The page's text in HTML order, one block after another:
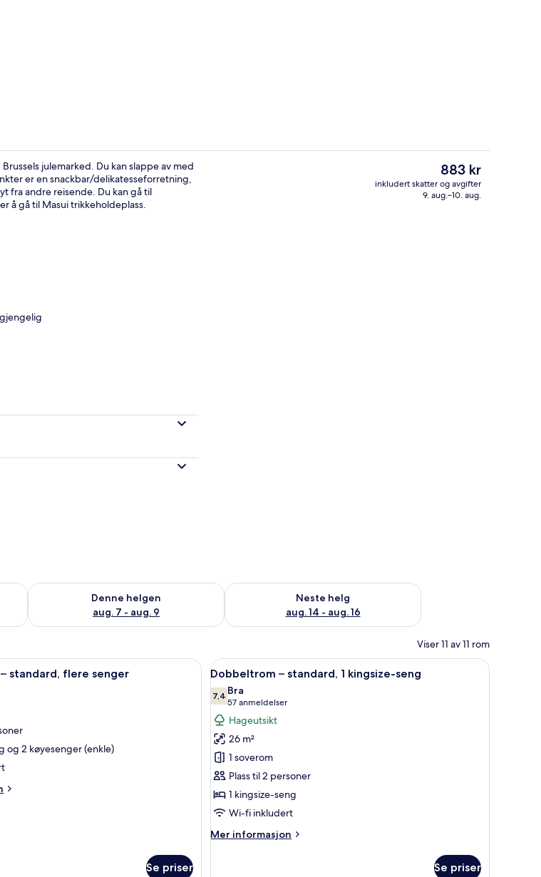
Tremannsrom – standard | Skrivebord for bærbar PC, blendingsgardiner og wi-fi
julemarked. Du kan slappe av med
er en snackbar/delikatesseforretning,
fra andre reisende. Du kan gå til
å gå til Masui trikkeholdeplass.
Den
nåværende
prisen
883 kr
inkludert skatter og avgifter
9. aug.–10. aug.
7 - aug. 8
Denne helgen
aug. 7 - aug. 9
Sjekk tilgjengelighet for denne helgen, aug. 7 - aug. 9
Neste helg
aug. 14 - aug. 16
Sjekk tilgjengelighet for neste helg, aug. 14 - aug. 16
Viser 11 av 11 rom
og wi-fi (inkludert)
Skrivebord for bærbar PC, blendingsgardiner og wi-fi (inkludert)
standard, flere senger
og 2 køyesenger (enkle)
Se priser
Åpne
alle
bildene
av
Dobbeltrom
–
standard,
1
kingsize-
seng
Skrivebord for bærbar PC,
5
Dobbeltrom – standard, 1 kingsize-seng
7,47,4 av 10
Bra
57 anmeldelser
(57
anmeldelser)
Hageutsikt
26 m²
1 soverom
Plass til 2 personer
1 kingsize-seng
Wi-fi inkludert
Mer informasjon
Mer
Se priser